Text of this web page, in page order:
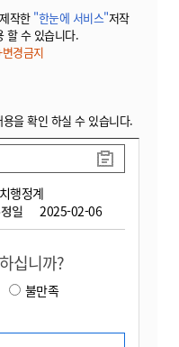
작한 "한눈에 서비스"저작
할 수 있습니다.
경금지
을 확인 하실 수 있습니다.
행정계
일 2025-02-06
십니까?
불만족